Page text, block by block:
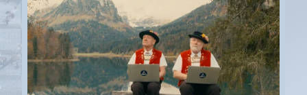
Anwil
Appenzell
Au SG
Baar
Baden